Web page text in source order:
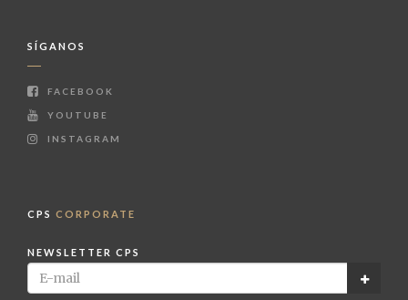
SÍGANOS
FACEBOOK
YOUTUBE
INSTAGRAM
CPS CORPORATE
NEWSLETTER CPS